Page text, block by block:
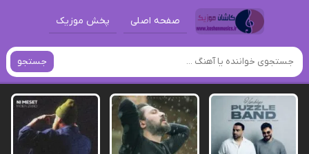
صفحه اصلی پخش موزیک
جستجو